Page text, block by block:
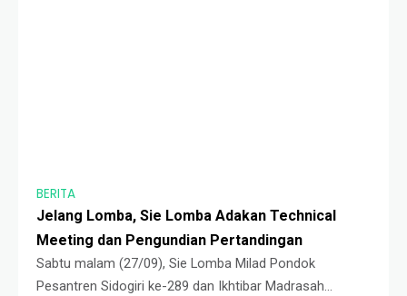
BERITA
Jelang Lomba, Sie Lomba Adakan Technical
Meeting dan Pengundian Pertandingan
Sabtu malam (27/09), Sie Lomba Milad Pondok
Pesantren Sidogiri ke-289 dan Ikhtibar Madrasah